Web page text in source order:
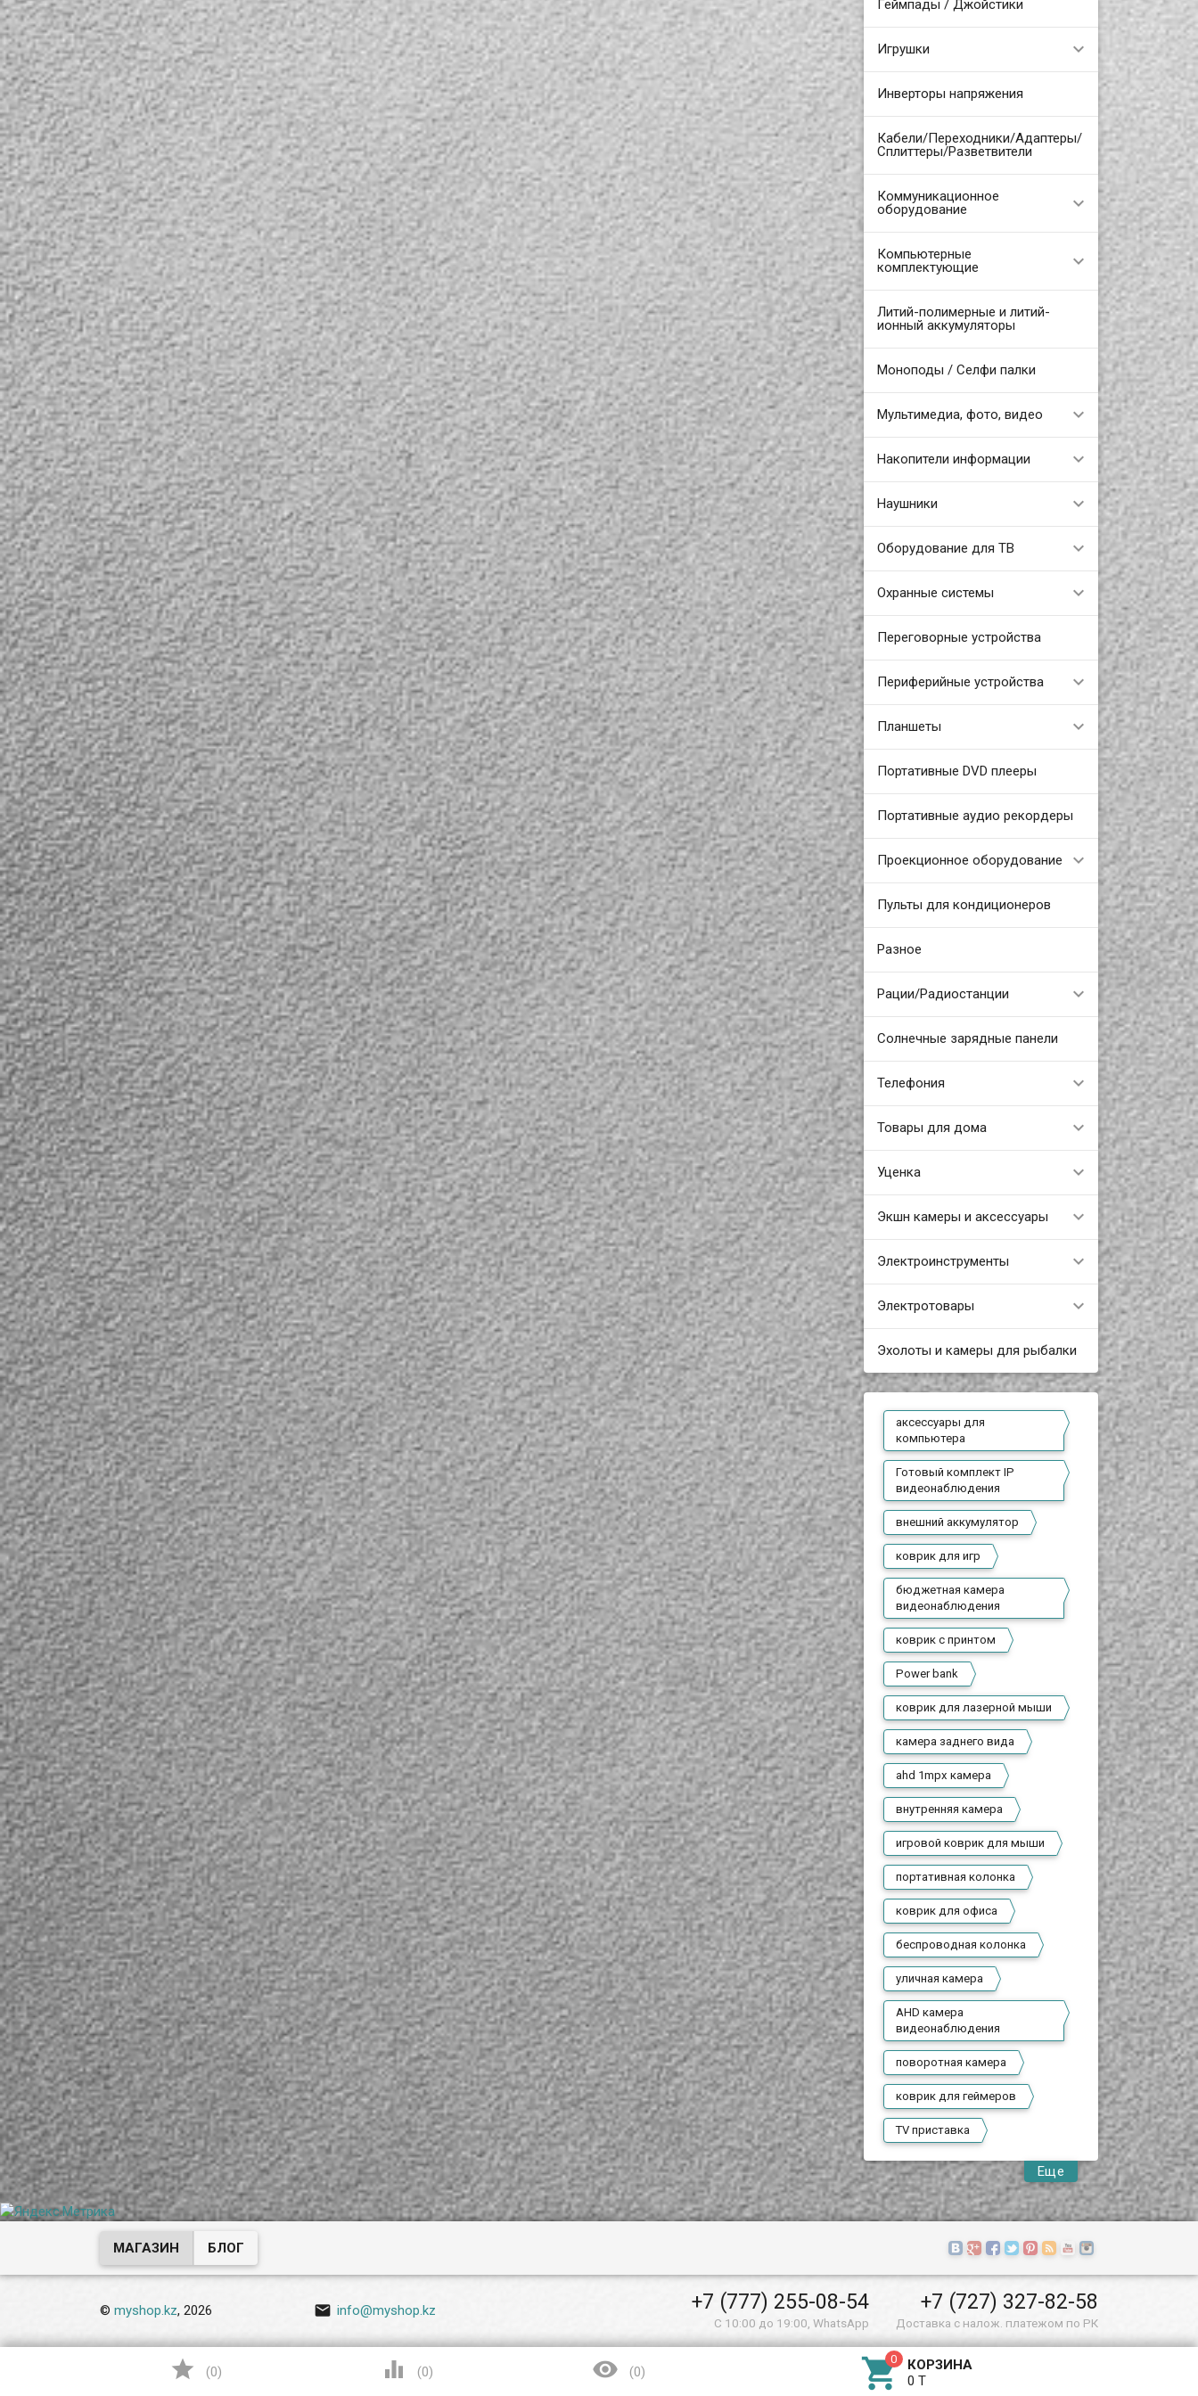
Геймпады / Джойстики
Игрушки
Инверторы напряжения
Кабели/Переходники/Адаптеры/
Сплиттеры/Разветвители
Коммуникационное
оборудование
Компьютерные
комплектующие
Литий-полимерные и литий-
ионный аккумуляторы
Моноподы / Селфи палки
Мультимедиа, фото, видео
Накопители информации
Наушники
Оборудование для ТВ
Охранные системы
Переговорные устройства
Периферийные устройства
Планшеты
Портативные DVD плееры
Портативные аудио рекордеры
Проекционное оборудование
Пульты для кондиционеров
Разное
Рации/Радиостанции
Солнечные зарядные панели
Телефония
Товары для дома
Уценка
Экшн камеры и аксессуары
Электроинструменты
Электротовары
Эхолоты и камеры для рыбалки
аксессуары для
компьютера
Готовый комплект IP
видеонаблюдения
внешний аккумулятор
коврик для игр
бюджетная камера
видеонаблюдения
коврик с принтом
Power bank
коврик для лазерной мыши
камера заднего вида
ahd 1mpx камера
внутренняя камера
игровой коврик для мыши
портативная колонка
коврик для офиса
беспроводная колонка
уличная камера
AHD камера
видеонаблюдения
поворотная камера
коврик для геймеров
TV приставка
Еще
ID009/L409
В наличии
Представляем вашему
вниманию автомобильный
видеорегистратор с
двумя (2) камерами.
Вторая камера выносная,
как правило, используется
в качестве камеры
заднего вида. В комплект
поставки входит 5
метровый видеокабель
для подключения
выносной камеры к
видеорегистратору и
прокладки кабеля под
внутренней обшивкой
автомобиля. Видеокабель
выносной камеры
подключается в AV
разъем на
видеорегистраторе, а
кабель питания выносной
камеры подключается к
задним ходовым огням
автомобиля. Таким
образом при включении
задней передачи
включаются задние
ходовые огни и вместе с
ними активируется камера
заднего вида. При
активации камеры заднего
вида, экран
видеорегистратора
автоматически
переключается на нее.
В наличии
Представляем вашему
вниманию автомобильный
видеорегистратор с
двумя (2) камерами.
Вторая камера выносная,
как правило, используется
в качестве камеры
заднего вида. В комплект
поставки входит 5
метровый видеокабель
для подключения
выносной камеры к
видеорегистратору и
прокладки кабеля под
внутренней обшивкой
автомобиля. Видеокабель
выносной камеры
подключается в AV
разъем на
видеорегистраторе, а
кабель питания выносной
камеры подключается к
задним ходовым огням
автомобиля. Таким
образом при включении
задней передачи
включаются задние
ходовые огни и вместе с
ними активируется камера
заднего вида. При
активации камеры заднего
вида, экран
видеорегистратора
автоматически
переключается на нее.
МАГАЗИН БЛОГ
©myshop.kz, 2026  info@myshop.kz +7 (777) 255-08-54
С 10:00 до 19:00, WhatsApp
+7 (727) 327-82-58
Доставка с налож. платежом по РК
 (0)  (0)  (0)  КОРЗИНА
0 T